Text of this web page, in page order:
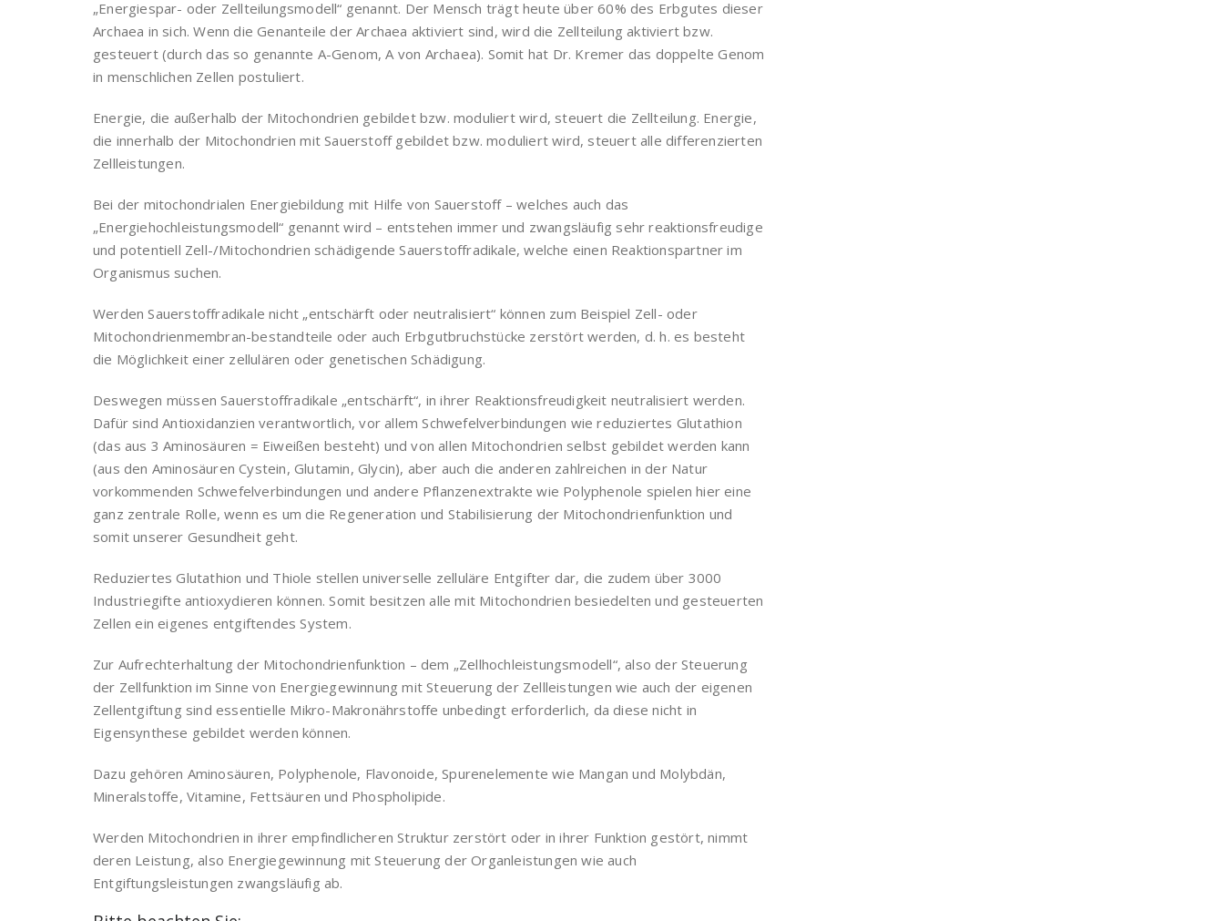
„Energiespar- oder Zellteilungsmodell“ genannt. Der Mensch trägt heute über 60% des Erbgutes dieser
Archaea in sich. Wenn die Genanteile der Archaea aktiviert sind, wird die Zellteilung aktiviert bzw.
gesteuert (durch das so genannte A-Genom, A von Archaea). Somit hat Dr. Kremer das doppelte Genom
in menschlichen Zellen postuliert.
Energie, die außerhalb der Mitochondrien gebildet bzw. moduliert wird, steuert die Zellteilung. Energie,
die innerhalb der Mitochondrien mit Sauerstoff gebildet bzw. moduliert wird, steuert alle differenzierten
Zellleistungen.
Bei der mitochondrialen Energiebildung mit Hilfe von Sauerstoff – welches auch das
„Energiehochleistungsmodell“ genannt wird – entstehen immer und zwangsläufig sehr reaktionsfreudige
und potentiell Zell-/Mitochondrien schädigende Sauerstoffradikale, welche einen Reaktionspartner im
Organismus suchen.
Werden Sauerstoffradikale nicht „entschärft oder neutralisiert“ können zum Beispiel Zell- oder
Mitochondrienmembran-bestandteile oder auch Erbgutbruchstücke zerstört werden, d. h. es besteht
die Möglichkeit einer zellulären oder genetischen Schädigung.
Deswegen müssen Sauerstoffradikale „entschärft“, in ihrer Reaktionsfreudigkeit neutralisiert werden.
Dafür sind Antioxidanzien verantwortlich, vor allem Schwefelverbindungen wie reduziertes Glutathion
(das aus 3 Aminosäuren = Eiweißen besteht) und von allen Mitochondrien selbst gebildet werden kann
(aus den Aminosäuren Cystein, Glutamin, Glycin), aber auch die anderen zahlreichen in der Natur
vorkommenden Schwefelverbindungen und andere Pflanzenextrakte wie Polyphenole spielen hier eine
ganz zentrale Rolle, wenn es um die Regeneration und Stabilisierung der Mitochondrienfunktion und
somit unserer Gesundheit geht.
Reduziertes Glutathion und Thiole stellen universelle zelluläre Entgifter dar, die zudem über 3000
Industriegifte antioxydieren können. Somit besitzen alle mit Mitochondrien besiedelten und gesteuerten
Zellen ein eigenes entgiftendes System.
Zur Aufrechterhaltung der Mitochondrienfunktion – dem „Zellhochleistungsmodell“, also der Steuerung
der Zellfunktion im Sinne von Energiegewinnung mit Steuerung der Zellleistungen wie auch der eigenen
Zellentgiftung sind essentielle Mikro-Makronährstoffe unbedingt erforderlich, da diese nicht in
Eigensynthese gebildet werden können.
Dazu gehören Aminosäuren, Polyphenole, Flavonoide, Spurenelemente wie Mangan und Molybdän,
Mineralstoffe, Vitamine, Fettsäuren und Phospholipide.
Werden Mitochondrien in ihrer empfindlicheren Struktur zerstört oder in ihrer Funktion gestört, nimmt
deren Leistung, also Energiegewinnung mit Steuerung der Organleistungen wie auch
Entgiftungsleistungen zwangsläufig ab.